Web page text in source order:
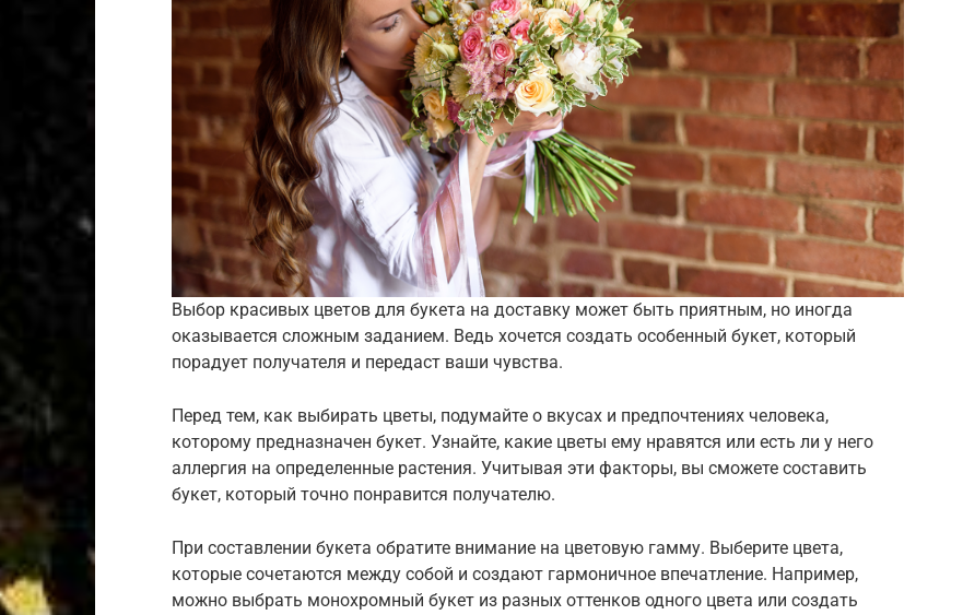
Выбор красивых цветов для букета на доставку может быть приятным, но иногда
оказывается сложным заданием. Ведь хочется создать особенный букет, который
порадует получателя и передаст ваши чувства.
Перед тем, как выбирать цветы, подумайте о вкусах и предпочтениях человека,
которому предназначен букет. Узнайте, какие цветы ему нравятся или есть ли у него
аллергия на определенные растения. Учитывая эти факторы, вы сможете составить
букет, который точно понравится получателю.
При составлении букета обратите внимание на цветовую гамму. Выберите цвета,
которые сочетаются между собой и создают гармоничное впечатление. Например,
можно выбрать монохромный букет из разных оттенков одного цвета или создать